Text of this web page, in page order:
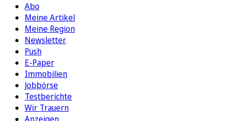
Abo
Meine Artikel
Meine Region
Newsletter
Push
E-Paper
Immobilien
Jobbörse
Testberichte
Wir Trauern